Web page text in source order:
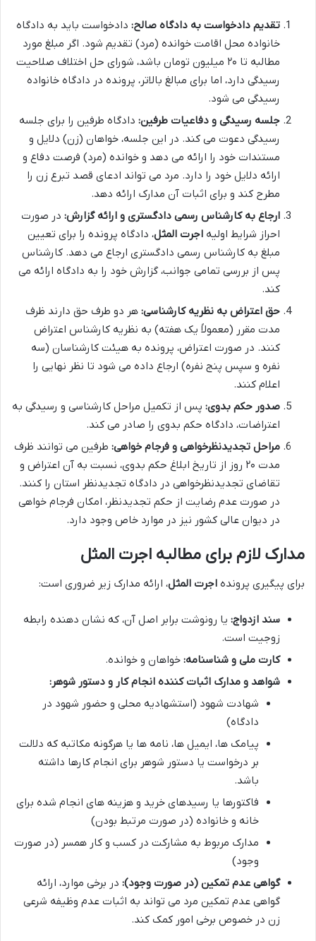
تقدیم دادخواست به دادگاه صالح: دادخواست باید به دادگاه
خانواده محل اقامت خوانده (مرد) تقدیم شود. اگر مبلغ مورد
مطالبه تا ۲۰ میلیون تومان باشد، شورای حل اختلاف صلاحیت
رسیدگی دارد، اما برای مبالغ بالاتر، پرونده در دادگاه خانواده
رسیدگی می شود.
جلسه رسیدگی و دفاعیات طرفین: دادگاه طرفین را برای جلسه
رسیدگی دعوت می کند. در این جلسه، خواهان (زن) دلایل و
مستندات خود را ارائه می دهد و خوانده (مرد) فرصت دفاع و
ارائه دلایل خود را دارد. مرد می تواند ادعای قصد تبرع زن را
مطرح کند و برای اثبات آن مدارک ارائه دهد.
ارجاع به کارشناس رسمی دادگستری و ارائه گزارش: در صورت
احراز شرایط اولیه اجرت المثل، دادگاه پرونده را برای تعیین
مبلغ به کارشناس رسمی دادگستری ارجاع می دهد. کارشناس
پس از بررسی تمامی جوانب، گزارش خود را به دادگاه ارائه می
کند.
حق اعتراض به نظریه کارشناسی: هر دو طرف حق دارند ظرف
مدت مقرر (معمولاً یک هفته) به نظریه کارشناس اعتراض
کنند. در صورت اعتراض، پرونده به هیئت کارشناسان (سه
نفره و سپس پنج نفره) ارجاع داده می شود تا نظر نهایی را
اعلام کنند.
صدور حکم بدوی: پس از تکمیل مراحل کارشناسی و رسیدگی به
اعتراضات، دادگاه حکم بدوی را صادر می کند.
مراحل تجدیدنظرخواهی و فرجام خواهی: طرفین می توانند ظرف
مدت ۲۰ روز از تاریخ ابلاغ حکم بدوی، نسبت به آن اعتراض و
تقاضای تجدیدنظرخواهی در دادگاه تجدیدنظر استان را کنند.
در صورت عدم رضایت از حکم تجدیدنظر، امکان فرجام خواهی
در دیوان عالی کشور نیز در موارد خاص وجود دارد.
مدارک لازم برای مطالبه اجرت المثل
برای پیگیری پرونده اجرت المثل، ارائه مدارک زیر ضروری است:
سند ازدواج: یا رونوشت برابر اصل آن، که نشان دهنده رابطه
زوجیت است.
کارت ملی و شناسنامه: خواهان و خوانده.
شواهد و مدارک اثبات کننده انجام کار و دستور شوهر:
شهادت شهود (استشهادیه محلی و حضور شهود در
دادگاه)
پیامک ها، ایمیل ها، نامه ها یا هرگونه مکاتبه که دلالت
بر درخواست یا دستور شوهر برای انجام کارها داشته
باشد.
فاکتورها یا رسیدهای خرید و هزینه های انجام شده برای
خانه و خانواده (در صورت مرتبط بودن)
مدارک مربوط به مشارکت در کسب و کار همسر (در صورت
وجود)
گواهی عدم تمکین (در صورت وجود): در برخی موارد، ارائه
گواهی عدم تمکین مرد می تواند به اثبات عدم وظیفه شرعی
زن در خصوص برخی امور کمک کند.